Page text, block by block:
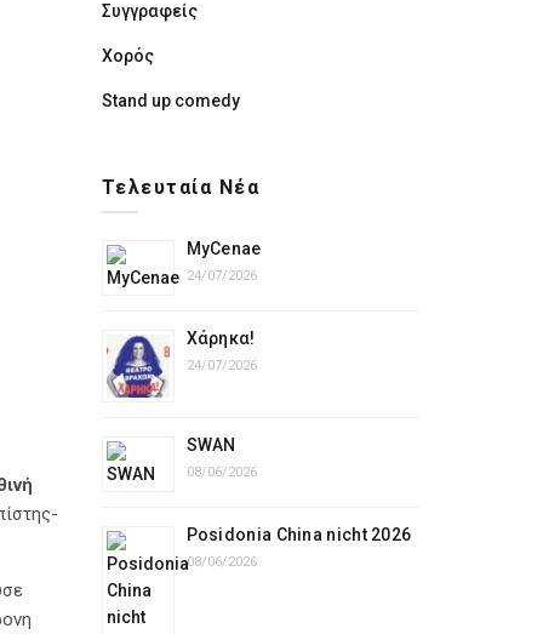
Συγγραφείς
Χορός
Stand up comedy
Τελευταία Νέα
MyCenae
24/07/2026
Χάρηκα!
24/07/2026
SWAN
08/06/2026
Posidonia China nicht 2026
08/06/2026